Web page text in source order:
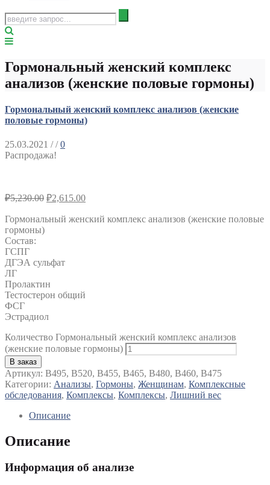
Гормональный женский комплекс
анализов (женские половые гормоны)
Гормональный женский комплекс анализов (женские
половые гормоны)
25.03.2021 / /0
Распродажа!
₽5,230.00 ₽2,615.00
Гормональный женский комплекс анализов (женские половые
гормоны)
Состав:
ГСПГ
ДГЭА сульфат
ЛГ
Пролактин
Тестостерон общий
ФСГ
Эстрадиол
Количество Гормональный женский комплекс анализов
(женские половые гормоны)
В заказ
Артикул: B495, B520, B455, B465, B480, B460, B475
Категории: Анализы, Гормоны, Женщинам, Комплексные
обследования, Комплексы, Комплексы, Лишний вес
Описание
Описание
Информация об анализе